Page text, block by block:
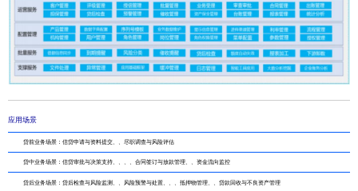
应用场景
贷前业务场景：信贷申请与资料提交、、尽职调查与风险评估
贷中业务场景：信贷审批与决策支持、、、、合同签订与放款管理、、资金流向监控
贷后业务场景：贷后检查与风险监测、、风险预警与处置、、、抵押物管理、、贷款回收与不良资产管理